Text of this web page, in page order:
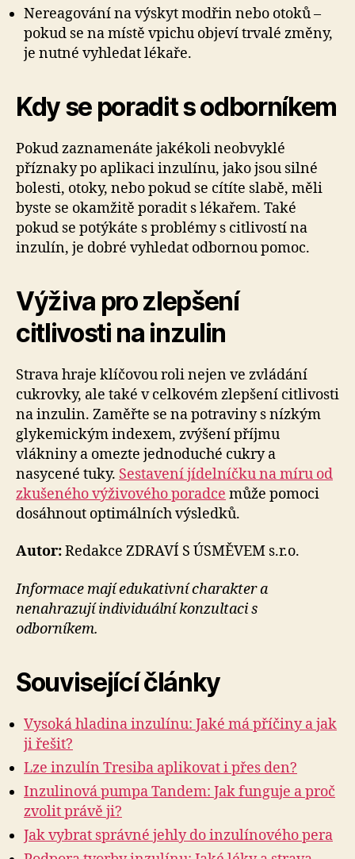
Nereagování na výskyt modřin nebo otoků –
pokud se na místě vpichu objeví trvalé změny,
je nutné vyhledat lékaře.
Kdy se poradit s odborníkem
Pokud zaznamenáte jakékoli neobvyklé
příznaky po aplikaci inzulínu, jako jsou silné
bolesti, otoky, nebo pokud se cítíte slabě, měli
byste se okamžitě poradit s lékařem. Také
pokud se potýkáte s problémy s citlivostí na
inzulín, je dobré vyhledat odbornou pomoc.
Výživa pro zlepšení
citlivosti na inzulin
Strava hraje klíčovou roli nejen ve zvládání
cukrovky, ale také v celkovém zlepšení citlivosti
na inzulin. Zaměřte se na potraviny s nízkým
glykemickým indexem, zvýšení příjmu
vlákniny a omezte jednoduché cukry a
nasycené tuky. Sestavení jídelníčku na míru od
zkušeného výživového poradce může pomoci
dosáhnout optimálních výsledků.
Autor:Redakce ZDRAVÍ S ÚSMĚVEM s.r.o.
Informace mají edukativní charakter a
nenahrazují individuální konzultaci s
odborníkem.
Související články
Vysoká hladina inzulínu: Jaké má příčiny a jak
ji řešit?
Lze inzulín Tresiba aplikovat i přes den?
Inzulinová pumpa Tandem: Jak funguje a proč
zvolit právě ji?
Jak vybrat správné jehly do inzulínového pera